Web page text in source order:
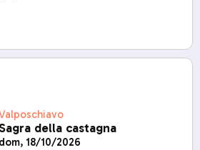
della castagna
dom, 18/10/2026